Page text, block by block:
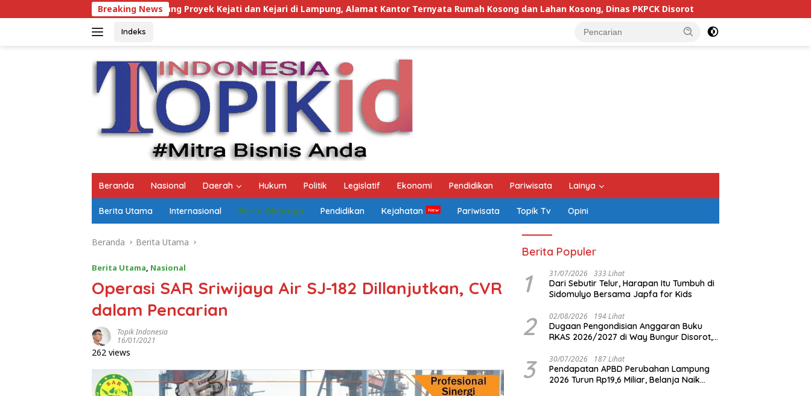
ke
Breaking News
Pemenang Proyek Kejati dan Kejari di Lampung, Alamat Kantor Ternyata Rumah Kosong dan Lahan Kosong, Dinas PKPCK Disorot Keluarga Pengurus PWI Lampung
Indeks
Beranda Nasional Daerah Hukum Politik Legislatif Ekonomi Pendidikan Pariwisata Lainya
Berita Utama Internasional Berita Olahraga Pendidikan Kejahatan Pariwisata Topik Tv Opini
Beranda Berita Utama
Berita Utama, Nasional
Operasi SAR Sriwijaya Air SJ-182 Dillanjutkan, CVR
dalam Pencarian
Topik Indonesia
16/01/2021
262 views
Berita Populer
1 31/07/2026 333 Lihat
Dari Sebutir Telur, Harapan Itu Tumbuh di
Sidomulyo Bersama Japfa for Kids
2 02/08/2026 194 Lihat
Dugaan Pengondisian Anggaran Buku
RKAS 2026/2027 di Way Bungur Disorot,
Keuntungan untuk Rekreasi
3 30/07/2026 187 Lihat
Pendapatan APBD Perubahan Lampung
2026 Turun Rp19,6 Miliar, Belanja Naik